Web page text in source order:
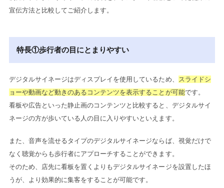
宣伝方法と比較してご紹介します。
特長①歩行者の目にとまりやすい
デジタルサイネージはディスプレイを使用しているため、
スライドシ
ョーや動画など動きのあるコンテンツを表示することが可能です。
看板や広告といった静止画のコンテンツと比較すると、デジタルサイ
ネージの方が歩いている人の目に入りやすいといえます。
また、音声を流せるタイプのデジタルサイネージならば、視覚だけで
なく聴覚からも歩行者にアプローチすることができます。
そのため、店先に看板を置くよりもデジタルサイネージを設置したほ
うが、より効果的に集客をすることが可能です。